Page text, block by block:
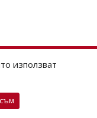
използват